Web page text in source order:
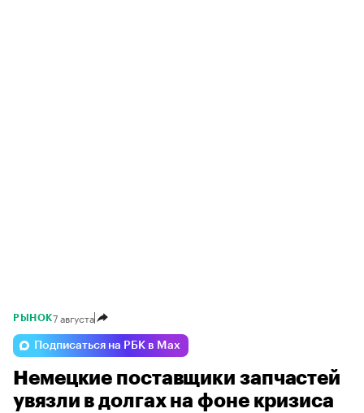
РЫНОК7 августа
Подписаться на РБК в Max
Немецкие поставщики запчастей
увязли в долгах на фоне кризиса